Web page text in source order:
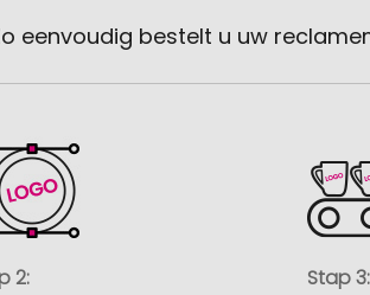
eenvoudig bestelt u uw
2:
Stap 3: